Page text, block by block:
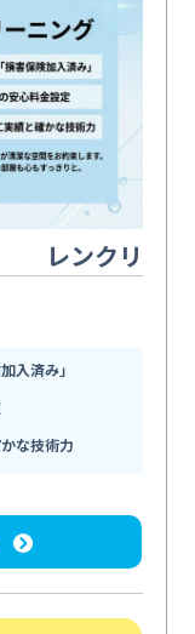
レンクリ
入済み」
な技術力